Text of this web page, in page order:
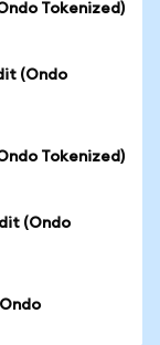
Tokenized)
(Ondo
Tokenized)
(Ondo